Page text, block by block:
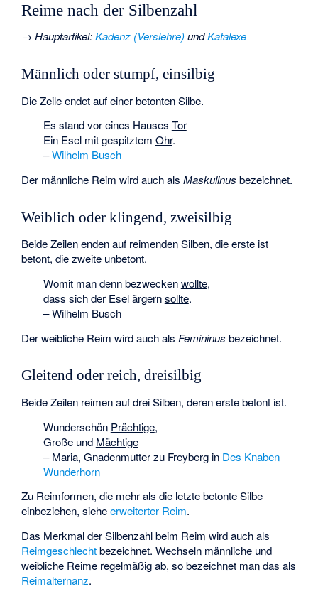
Reime nach der Silbenzahl
→Hauptartikel:Kadenz (Verslehre)undKatalexe
Männlich oder stumpf, einsilbig
Die Zeile endet auf einer betonten Silbe.
Es stand vor eines Hauses Tor
Ein Esel mit gespitztem Ohr.
–Wilhelm Busch
Der männliche Reim wird auch alsMaskulinus bezeichnet.
Weiblich oder klingend, zweisilbig
Beide Zeilen enden auf reimenden Silben, die erste ist
betont, die zweite unbetont.
Womit man denn bezweckenwollte,
dass sich der Esel ärgernsollte.
– Wilhelm Busch
Der weibliche Reim wird auch als Femininus bezeichnet.
Gleitend oder reich, dreisilbig
Beide Zeilen reimen auf drei Silben, deren erste betont ist.
Wunderschön Prächtige,
Große und Mächtige
–Maria, Gnadenmutter zu Freybergin Des Knaben
Wunderhorn
Zu Reimformen, die mehr als die letzte betonte Silbe
einbeziehen, sieheerweiterter Reim.
Das Merkmal der Silbenzahl beim Reim wird auch als
Reimgeschlechtbezeichnet. Wechseln männliche und
weibliche Reime regelmäßig ab, so bezeichnet man das als
Reimalternanz.